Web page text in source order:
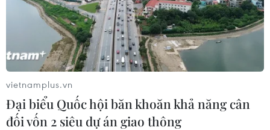
vietnamplus.vn
Đại biểu Quốc hội băn khoăn khả năng cân
đối vốn 2 siêu dự án giao thông